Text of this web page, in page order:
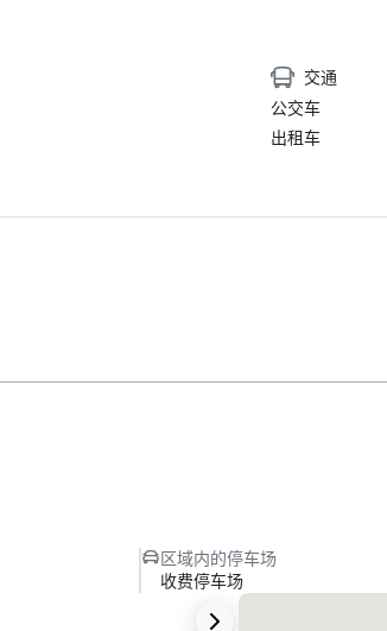
交通
公交车
出租车
区域内的停车场
收费停车场